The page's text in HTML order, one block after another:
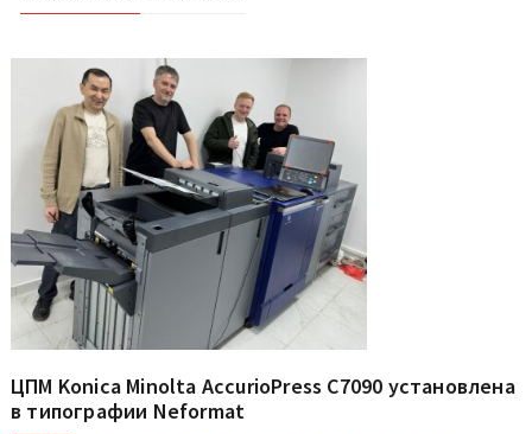
ЦПМ Konica Minolta AccurioPress C7090 установлена
в типографии Neformat